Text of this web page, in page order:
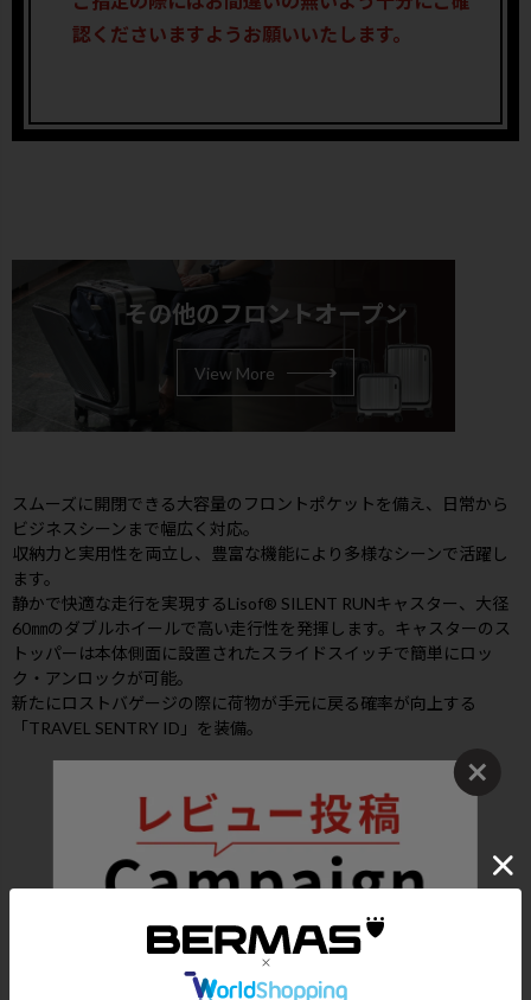
認くださいますようお願いいたします。
その他のフロントオープン
View More
スムーズに開閉できる大容量のフロントポケットを備え、日常から
ビジネスシーンまで幅広く対応。
収納力と実用性を両立し、豊富な機能により多様なシーンで活躍し
ます。
静かで快適な走行を実現するLisof® SILENT RUNキャスター、大径
60㎜のダブルホイールで高い走行性を発揮します。キャスターのス
トッパーは本体側面に設置されたスライドスイッチで簡単にロッ
ク・アンロックが可能。
新たにロストバゲージの際に荷物が手元に戻る確率が向上する
「TRAVEL SENTRY ID」を装備。